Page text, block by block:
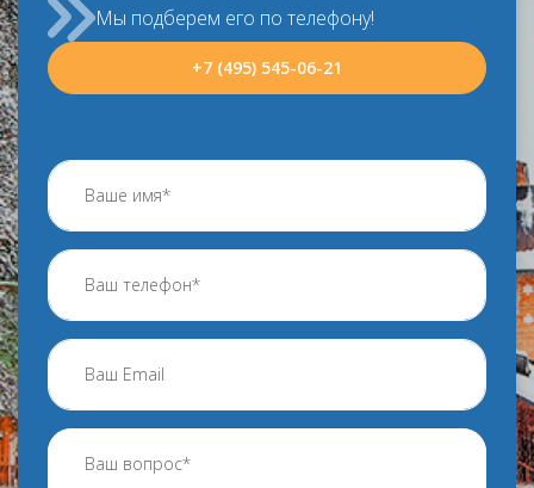
Мы подберем его по телефону!
+7 (495) 545-06-21